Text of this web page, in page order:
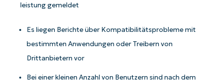
leistung gemeldet
Es liegen Berichte über Kompatibilitätsprobleme mit
bestimmten Anwendungen oder Treibern von
Drittanbietern vor
Bei einer kleinen Anzahl von Benutzern sind nach dem